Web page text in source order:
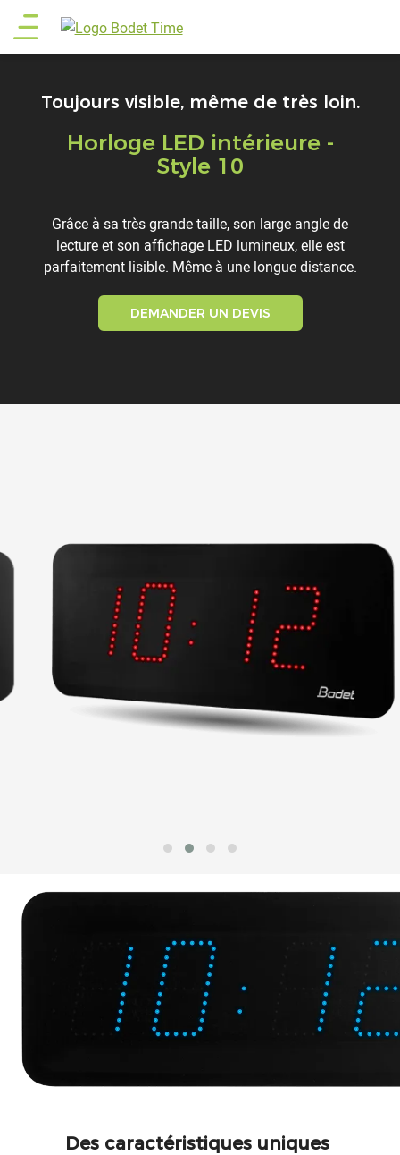
Aller
au
contenu
Main
menu
Toujours visible, même de très loin.
Horloge LED intérieure -
Style 10
Description
Grâce à sa très grande taille, son large angle de
lecture et son affichage LED lumineux, elle est
parfaitement lisible. Même à une longue distance.
DEMANDER UN DEVIS
Des caractéristiques uniques